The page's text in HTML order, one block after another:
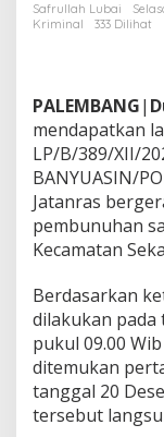
Safrullah Lubai
Kriminal
333 Dilihat
PALEMBANG|
mendapatkan
LP/B/389/XII/
BANYUASIN/
Jatanras
pembunuhan
Kecamatan
Berdasarkan
dilakukan pada
pukul 09.00
ditemukan
tanggal 20
tersebut